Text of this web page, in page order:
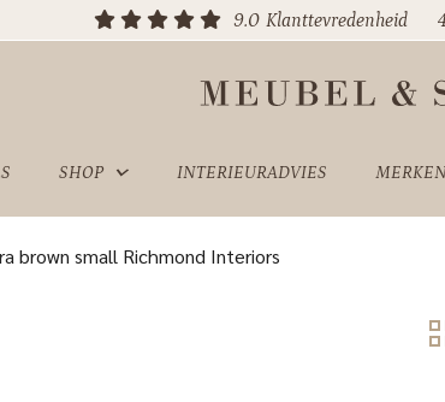
9.0 Klanttevredenheid
SHOP INTERIEURADVIES
brown small Richmond Interiors